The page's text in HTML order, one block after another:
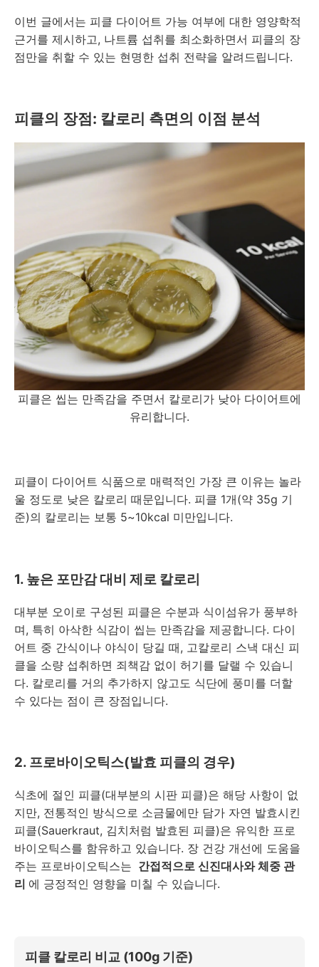
이번 글에서는 피클 다이어트 가능 여부에 대한 영양학적
근거를 제시하고, 나트륨 섭취를 최소화하면서 피클의 장
점만을 취할 수 있는 현명한 섭취 전략을 알려드립니다.
피클의 장점: 칼로리 측면의 이점 분석
피클은 씹는 만족감을 주면서 칼로리가 낮아 다이어트에
유리합니다.
피클이 다이어트 식품으로 매력적인 가장 큰 이유는 놀라
울 정도로 낮은 칼로리 때문입니다. 피클 1개(약 35g 기
준)의 칼로리는 보통 5~10kcal 미만입니다.
1. 높은 포만감 대비 제로 칼로리
대부분 오이로 구성된 피클은 수분과 식이섬유가 풍부하
며, 특히 아삭한 식감이 씹는 만족감을 제공합니다. 다이
어트 중 간식이나 야식이 당길 때, 고칼로리 스낵 대신 피
클을 소량 섭취하면 죄책감 없이 허기를 달랠 수 있습니
다. 칼로리를 거의 추가하지 않고도 식단에 풍미를 더할
수 있다는 점이 큰 장점입니다.
2. 프로바이오틱스(발효 피클의 경우)
식초에 절인 피클(대부분의 시판 피클)은 해당 사항이 없
지만, 전통적인 방식으로 소금물에만 담가 자연 발효시킨
피클(Sauerkraut, 김치처럼 발효된 피클)은 유익한 프로
바이오틱스를 함유하고 있습니다. 장 건강 개선에 도움을
주는 프로바이오틱스는 간접적으로 신진대사와 체중 관
리 에 긍정적인 영향을 미칠 수 있습니다.
피클 칼로리 비교 (100g 기준)